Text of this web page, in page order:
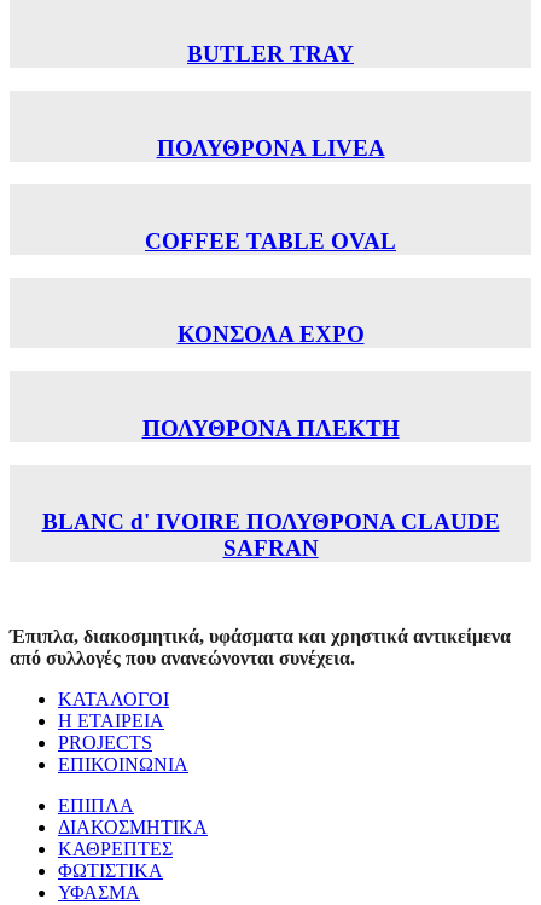
BUTLER TRAY
ΠΟΛΥΘΡΟΝΑ LIVEA
COFFEE TABLE OVAL
ΚΟΝΣΟΛΑ EXPO
ΠΟΛΥΘΡΟΝΑ ΠΛΕΚΤΗ
BLANC d' IVOIRE ΠΟΛΥΘΡΟΝΑ CLAUDE
SAFRAN
Έπιπλα, διακοσμητικά, υφάσματα και χρηστικά αντικείμενα
από συλλογές που ανανεώνονται συνέχεια.
ΚΑΤΑΛΟΓΟΙ
Η ΕΤΑΙΡΕΙΑ
PROJECTS
ΕΠΙΚΟΙΝΩΝΙΑ
ΕΠΙΠΛΑ
ΔΙΑΚΟΣΜΗΤΙΚΑ
ΚΑΘΡΕΠΤΕΣ
ΦΩΤΙΣΤΙΚΑ
ΥΦΑΣΜΑ